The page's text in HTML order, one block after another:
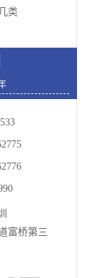
类
富桥第三